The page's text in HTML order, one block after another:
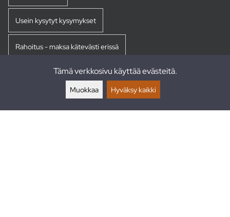
Usein kysytyt kysymykset
Rahoitus - maksa kätevästi erissä
Tämä verkkosivu käyttää evästeitä.
Muokkaa Hyväksy kaikki